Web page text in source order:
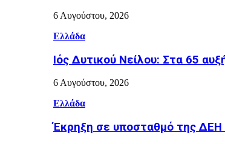
6 Αυγούστου, 2026
Ελλάδα
Ιός Δυτικού Νείλου: Στα 65
6 Αυγούστου, 2026
Ελλάδα
Έκρηξη σε υποσταθμό της ΔΕΗ